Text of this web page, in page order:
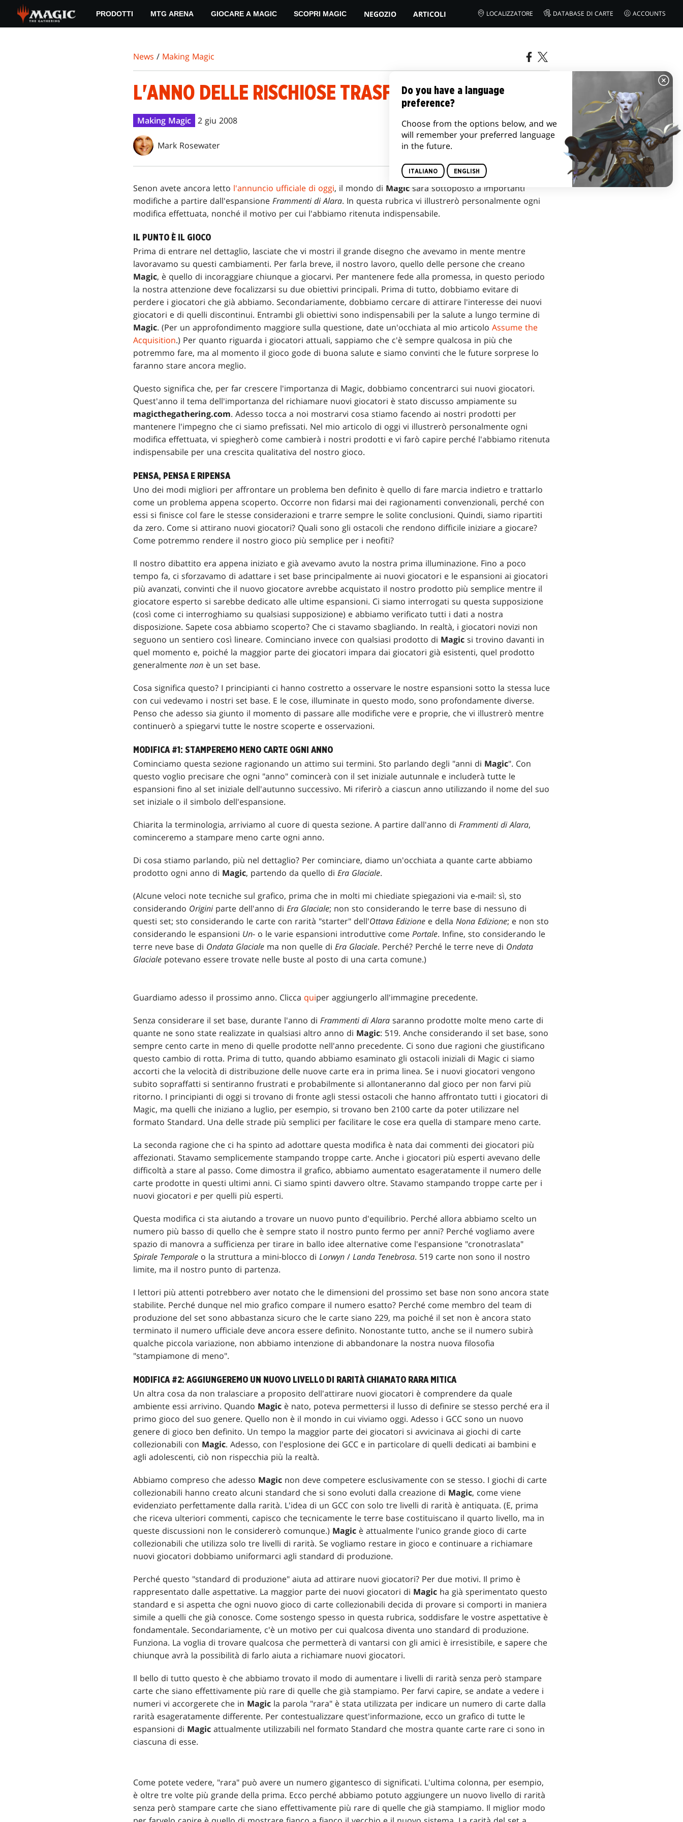
main
PRODOTTI MTG ARENA GIOCARE A MAGIC SCOPRI MAGIC NEGOZIO ARTICOLI LOCALIZZATORE DATABASE DI CARTE ACCOUNTS
News / Making Magic
L'ANNO DELLE RISCHIOSE TRASFORMAZIONI
Making Magic 2 giu 2008
Mark Rosewater
Senon avete ancora letto l'annuncio ufficiale di oggi, il mondo di Magic sarà sottoposto a importanti
modifiche a partire dall'espansione Frammenti di Alara. In questa rubrica vi illustrerò personalmente ogni
modifica effettuata, nonché il motivo per cui l'abbiamo ritenuta indispensabile.
IL PUNTO È IL GIOCO
Prima di entrare nel dettaglio, lasciate che vi mostri il grande disegno che avevamo in mente mentre
lavoravamo su questi cambiamenti. Per farla breve, il nostro lavoro, quello delle persone che creano
Magic, è quello di incoraggiare chiunque a giocarvi. Per mantenere fede alla promessa, in questo periodo
la nostra attenzione deve focalizzarsi su due obiettivi principali. Prima di tutto, dobbiamo evitare di
perdere i giocatori che già abbiamo. Secondariamente, dobbiamo cercare di attirare l'interesse dei nuovi
giocatori e di quelli discontinui. Entrambi gli obiettivi sono indispensabili per la salute a lungo termine di
Magic. (Per un approfondimento maggiore sulla questione, date un'occhiata al mio articolo Assume the
Acquisition.) Per quanto riguarda i giocatori attuali, sappiamo che c'è sempre qualcosa in più che
potremmo fare, ma al momento il gioco gode di buona salute e siamo convinti che le future sorprese lo
faranno stare ancora meglio.
Questo significa che, per far crescere l'importanza di Magic, dobbiamo concentrarci sui nuovi giocatori.
Quest'anno il tema dell'importanza del richiamare nuovi giocatori è stato discusso ampiamente su
magicthegathering.com. Adesso tocca a noi mostrarvi cosa stiamo facendo ai nostri prodotti per
mantenere l'impegno che ci siamo prefissati. Nel mio articolo di oggi vi illustrerò personalmente ogni
modifica effettuata, vi spiegherò come cambierà i nostri prodotti e vi farò capire perché l'abbiamo ritenuta
indispensabile per una crescita qualitativa del nostro gioco.
PENSA, PENSA E RIPENSA
Uno dei modi migliori per affrontare un problema ben definito è quello di fare marcia indietro e trattarlo
come un problema appena scoperto. Occorre non fidarsi mai dei ragionamenti convenzionali, perché con
essi si finisce col fare le stesse considerazioni e trarre sempre le solite conclusioni. Quindi, siamo ripartiti
da zero. Come si attirano nuovi giocatori? Quali sono gli ostacoli che rendono difficile iniziare a giocare?
Come potremmo rendere il nostro gioco più semplice per i neofiti?
Il nostro dibattito era appena iniziato e già avevamo avuto la nostra prima illuminazione. Fino a poco
tempo fa, ci sforzavamo di adattare i set base principalmente ai nuovi giocatori e le espansioni ai giocatori
più avanzati, convinti che il nuovo giocatore avrebbe acquistato il nostro prodotto più semplice mentre il
giocatore esperto si sarebbe dedicato alle ultime espansioni. Ci siamo interrogati su questa supposizione
(così come ci interroghiamo su qualsiasi supposizione) e abbiamo verificato tutti i dati a nostra
disposizione. Sapete cosa abbiamo scoperto? Che ci stavamo sbagliando. In realtà, i giocatori novizi non
seguono un sentiero così lineare. Cominciano invece con qualsiasi prodotto di Magic si trovino davanti in
quel momento e, poiché la maggior parte dei giocatori impara dai giocatori già esistenti, quel prodotto
generalmente non è un set base.
Cosa significa questo? I principianti ci hanno costretto a osservare le nostre espansioni sotto la stessa luce
con cui vedevamo i nostri set base. E le cose, illuminate in questo modo, sono profondamente diverse.
Penso che adesso sia giunto il momento di passare alle modifiche vere e proprie, che vi illustrerò mentre
continuerò a spiegarvi tutte le nostre scoperte e osservazioni.
MODIFICA #1: STAMPEREMO MENO CARTE OGNI ANNO
Cominciamo questa sezione ragionando un attimo sui termini. Sto parlando degli "anni di Magic". Con
questo voglio precisare che ogni "anno" comincerà con il set iniziale autunnale e includerà tutte le
espansioni fino al set iniziale dell'autunno successivo. Mi riferirò a ciascun anno utilizzando il nome del suo
set iniziale o il simbolo dell'espansione.
Chiarita la terminologia, arriviamo al cuore di questa sezione. A partire dall'anno di Frammenti di Alara,
cominceremo a stampare meno carte ogni anno.
Di cosa stiamo parlando, più nel dettaglio? Per cominciare, diamo un'occhiata a quante carte abbiamo
prodotto ogni anno di Magic, partendo da quello di Era Glaciale.
(Alcune veloci note tecniche sul grafico, prima che in molti mi chiediate spiegazioni via e-mail: sì, sto
considerando Origini parte dell'anno di Era Glaciale; non sto considerando le terre base di nessuno di
questi set; sto considerando le carte con rarità "starter" dell'Ottava Edizione e della Nona Edizione; e non sto
considerando le espansioni Un- o le varie espansioni introduttive come Portale. Infine, sto considerando le
terre neve base di Ondata Glaciale ma non quelle di Era Glaciale. Perché? Perché le terre neve di Ondata
Glaciale potevano essere trovate nelle buste al posto di una carta comune.)
Guardiamo adesso il prossimo anno. Clicca quiper aggiungerlo all'immagine precedente.
Senza considerare il set base, durante l'anno di Frammenti di Alara saranno prodotte molte meno carte di
quante ne sono state realizzate in qualsiasi altro anno di Magic: 519. Anche considerando il set base, sono
sempre cento carte in meno di quelle prodotte nell'anno precedente. Ci sono due ragioni che giustificano
questo cambio di rotta. Prima di tutto, quando abbiamo esaminato gli ostacoli iniziali di Magic ci siamo
accorti che la velocità di distribuzione delle nuove carte era in prima linea. Se i nuovi giocatori vengono
subito sopraffatti si sentiranno frustrati e probabilmente si allontaneranno dal gioco per non farvi più
ritorno. I principianti di oggi si trovano di fronte agli stessi ostacoli che hanno affrontato tutti i giocatori di
Magic, ma quelli che iniziano a luglio, per esempio, si trovano ben 2100 carte da poter utilizzare nel
formato Standard. Una delle strade più semplici per facilitare le cose era quella di stampare meno carte.
La seconda ragione che ci ha spinto ad adottare questa modifica è nata dai commenti dei giocatori più
affezionati. Stavamo semplicemente stampando troppe carte. Anche i giocatori più esperti avevano delle
difficoltà a stare al passo. Come dimostra il grafico, abbiamo aumentato esageratamente il numero delle
carte prodotte in questi ultimi anni. Ci siamo spinti davvero oltre. Stavamo stampando troppe carte per i
nuovi giocatori e per quelli più esperti.
Questa modifica ci sta aiutando a trovare un nuovo punto d'equilibrio. Perché allora abbiamo scelto un
numero più basso di quello che è sempre stato il nostro punto fermo per anni? Perché vogliamo avere
spazio di manovra a sufficienza per tirare in ballo idee alternative come l'espansione "cronotraslata"
Spirale Temporale o la struttura a mini-blocco di Lorwyn / Landa Tenebrosa. 519 carte non sono il nostro
limite, ma il nostro punto di partenza.
I lettori più attenti potrebbero aver notato che le dimensioni del prossimo set base non sono ancora state
stabilite. Perché dunque nel mio grafico compare il numero esatto? Perché come membro del team di
produzione del set sono abbastanza sicuro che le carte siano 229, ma poiché il set non è ancora stato
terminato il numero ufficiale deve ancora essere definito. Nonostante tutto, anche se il numero subirà
qualche piccola variazione, non abbiamo intenzione di abbandonare la nostra nuova filosofia
"stampiamone di meno".
MODIFICA #2: AGGIUNGEREMO UN NUOVO LIVELLO DI RARITÀ CHIAMATO RARA MITICA
Un altra cosa da non tralasciare a proposito dell'attirare nuovi giocatori è comprendere da quale
ambiente essi arrivino. Quando Magic è nato, poteva permettersi il lusso di definire se stesso perché era il
primo gioco del suo genere. Quello non è il mondo in cui viviamo oggi. Adesso i GCC sono un nuovo
genere di gioco ben definito. Un tempo la maggior parte dei giocatori si avvicinava ai giochi di carte
collezionabili con Magic. Adesso, con l'esplosione dei GCC e in particolare di quelli dedicati ai bambini e
agli adolescenti, ciò non rispecchia più la realtà.
Abbiamo compreso che adesso Magic non deve competere esclusivamente con se stesso. I giochi di carte
collezionabili hanno creato alcuni standard che si sono evoluti dalla creazione di Magic, come viene
evidenziato perfettamente dalla rarità. L'idea di un GCC con solo tre livelli di rarità è antiquata. (E, prima
che riceva ulteriori commenti, capisco che tecnicamente le terre base costituiscano il quarto livello, ma in
queste discussioni non le considererò comunque.) Magic è attualmente l'unico grande gioco di carte
collezionabili che utilizza solo tre livelli di rarità. Se vogliamo restare in gioco e continuare a richiamare
nuovi giocatori dobbiamo uniformarci agli standard di produzione.
Perché questo "standard di produzione" aiuta ad attirare nuovi giocatori? Per due motivi. Il primo è
rappresentato dalle aspettative. La maggior parte dei nuovi giocatori di Magic ha già sperimentato questo
standard e si aspetta che ogni nuovo gioco di carte collezionabili decida di provare si comporti in maniera
simile a quelli che già conosce. Come sostengo spesso in questa rubrica, soddisfare le vostre aspettative è
fondamentale. Secondariamente, c'è un motivo per cui qualcosa diventa uno standard di produzione.
Funziona. La voglia di trovare qualcosa che permetterà di vantarsi con gli amici è irresistibile, e sapere che
chiunque avrà la possibilità di farlo aiuta a richiamare nuovi giocatori.
Il bello di tutto questo è che abbiamo trovato il modo di aumentare i livelli di rarità senza però stampare
carte che siano effettivamente più rare di quelle che già stampiamo. Per farvi capire, se andate a vedere i
numeri vi accorgerete che in Magic la parola "rara" è stata utilizzata per indicare un numero di carte dalla
rarità esageratamente differente. Per contestualizzare quest'informazione, ecco un grafico di tutte le
espansioni di Magic attualmente utilizzabili nel formato Standard che mostra quante carte rare ci sono in
ciascuna di esse.
Come potete vedere, "rara" può avere un numero gigantesco di significati. L'ultima colonna, per esempio,
è oltre tre volte più grande della prima. Ecco perché abbiamo potuto aggiungere un nuovo livello di rarità
senza però stampare carte che siano effettivamente più rare di quelle che già stampiamo. Il miglior modo
Do you have a language
preference?
Choose from the options below, and we
will remember your preferred language
in the future.
ITALIANO ENGLISH